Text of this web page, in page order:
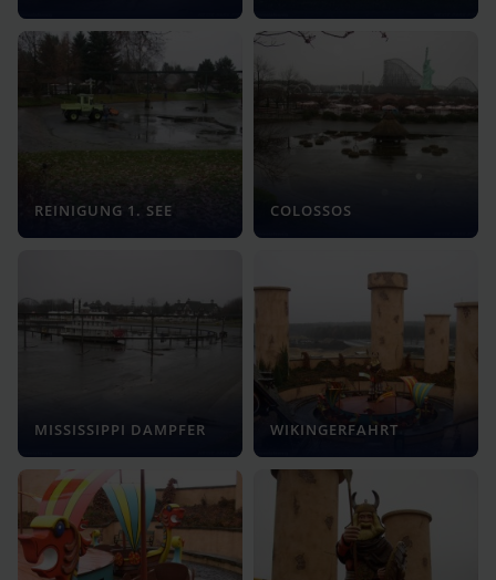
REINIGUNG 1. SEE COLOSSOS
MISSISSIPPI DAMPFER WIKINGERFAHRT